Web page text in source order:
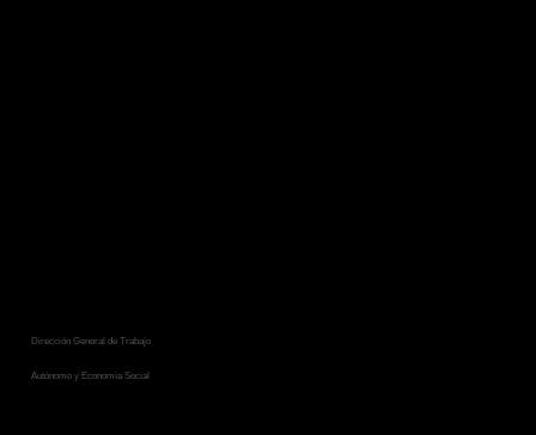
Dirección General de Trabajo
Autónomo y Economía Social